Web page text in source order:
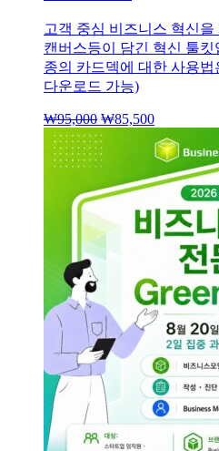
고객 중심 비즈니스 혁신
캔버스등이 담긴 혁신 툴
종의 카드덱에 대한 사용
다운로드 가능)
₩95,000 원
래
가
₩95,000.
₩85,500현
재
가
격:
₩85,500.